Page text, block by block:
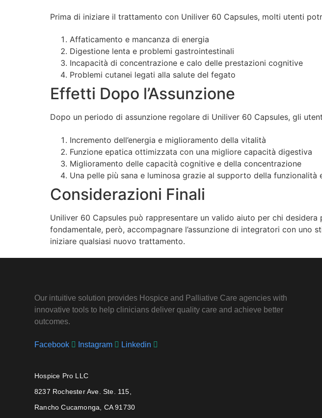
Prima di iniziare il trattamento con Uniliver 60 Capsules, molti utenti
Affaticamento e mancanza di energia
Digestione lenta e problemi gastrointestinali
Incapacità di concentrazione e calo delle prestazioni cognitive
Problemi cutanei legati alla salute del fegato
Effetti Dopo l’Assunzione
Dopo un periodo di assunzione regolare di Uniliver 60 Capsules, gli
Incremento dell’energia e miglioramento della vitalità
Funzione epatica ottimizzata con una migliore capacità digestiva
Miglioramento delle capacità cognitive e della concentrazione
Una pelle più sana e luminosa grazie al supporto della funzionalità
Considerazioni Finali
Uniliver 60 Capsules può rappresentare un valido aiuto per chi
fondamentale, però, accompagnare l’assunzione di integratori con
iniziare qualsiasi nuovo trattamento.
Our intuitive solution provides Hospice and Palliative Care agencies with
innovative tools to help clinicians deliver quality care and achieve better
outcomes.
Facebook Instagram Linkedin
Hospice Pro LLC
8237 Rochester Ave. Ste. 115,
Rancho Cucamonga, CA 91730